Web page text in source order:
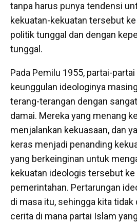
tanpa harus punya tendensi
kekuatan-kekuatan tersebut
politik tunggal dan dengan
tunggal.
Pada Pemilu 1955, partai-
keunggulan ideologinya
terang-terangan dengan
damai. Mereka yang menang
menjalankan kekuasaan, dan
keras menjadi penanding
yang berkeinginan untuk
kekuatan ideologis tersebut ke
pemerintahan. Pertarungan
di masa itu, sehingga kita
cerita di mana partai Islam